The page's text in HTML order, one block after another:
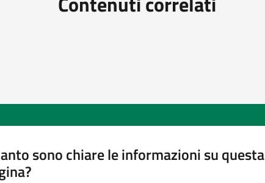
sono chiare le informazioni su questa